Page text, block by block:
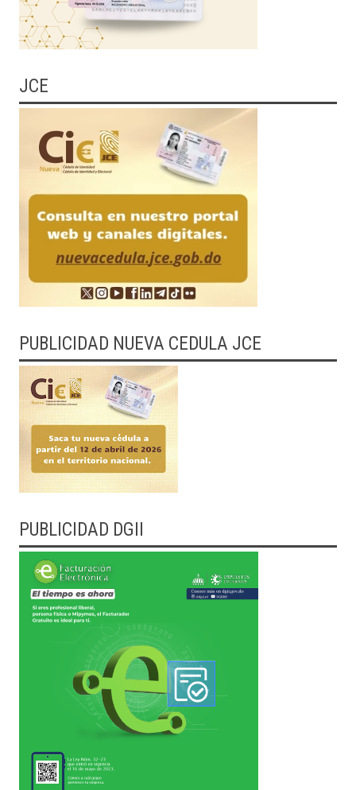
JCE
PUBLICIDAD NUEVA CEDULA JCE
PUBLICIDAD DGII